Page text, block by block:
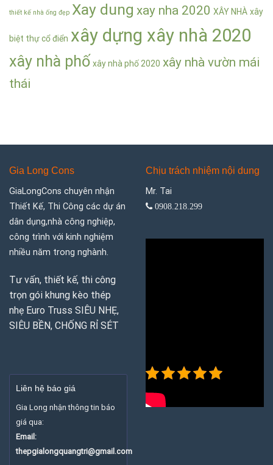
thiết kế nhà ống đẹp Xay dung xay nha 2020 XÂY NHÀ xây
biệt thự cổ điển xây dựng xây nhà 2020
xây nhà phố xây nhà phố 2020 xây nhà vườn mái
thái
Gia Long Cons
GiaLongCons chuyên nhận
Thiết Kế, Thi Công các dự án
dân dụng,nhà công nghiệp,
công trình với kinh nghiệm
nhiều năm trong nghành.
Tư vấn, thiết kế, thi công
trọn gói khung kèo thép
nhẹ Euro Truss SIÊU NHẸ,
SIÊU BỀN, CHỐNG RỈ SÉT
Liên hệ báo giá
Gia Long nhận thông tin báo
giá qua:
Email:
thepgialongquangtri@gmail.com
Chịu trách nhiệm nội dung
Mr. Tai
0908.218.299